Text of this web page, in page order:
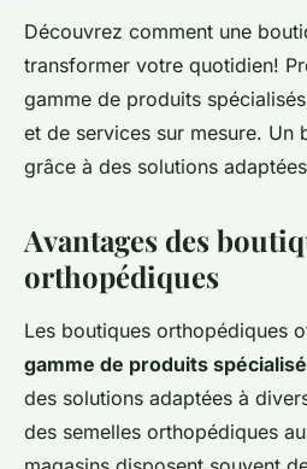
Découvrez comment une
transformer votre quotidien!
gamme de produits
et de services sur mesure. Un
grâce à des solutions
Avantages des
orthopédiques
Les boutiques orthopédiques
gamme de produits
des solutions adaptées à
des semelles orthopédiques